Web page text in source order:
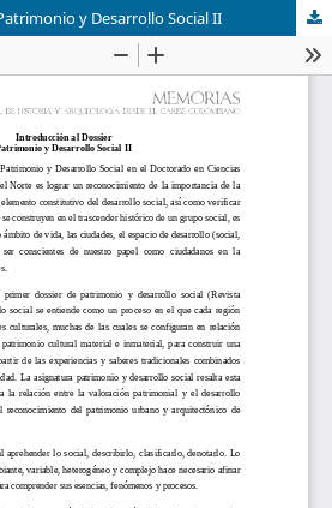
y Desarrollo Social II